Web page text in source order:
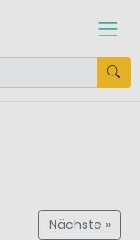
Nächste »